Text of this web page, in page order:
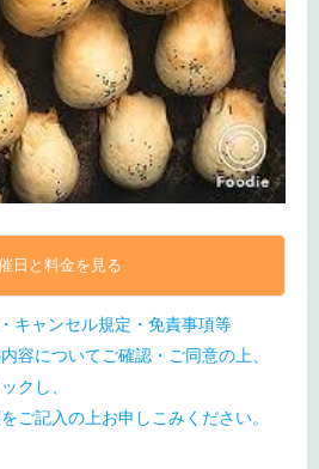
日と料金を見る
キャンセル規定・免責事項等
容についてご確認・ご同意の上、
クし、
ご記入の上お申しこみください。